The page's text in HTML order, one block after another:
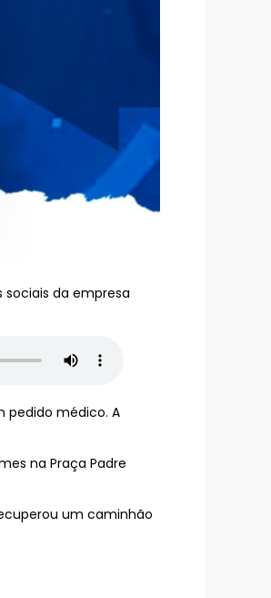
sociais da empresa
pedido médico. A
na Praça Padre
um caminhão